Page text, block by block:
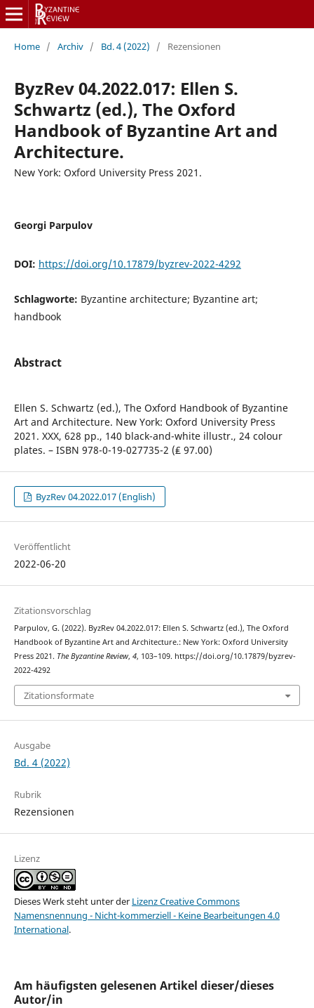
Home / Archiv / Bd. 4 (2022) / Rezensionen
ByzRev 04.2022.017: Ellen S.
Schwartz (ed.), The Oxford
Handbook of Byzantine Art and
Architecture.
New York: Oxford University Press 2021.
Georgi Parpulov
DOI: https://doi.org/10.17879/byzrev-2022-4292
Schlagworte: Byzantine architecture; Byzantine art;
handbook
Abstract
Ellen S. Schwartz (ed.), The Oxford Handbook of Byzantine
Art and Architecture. New York: Oxford University Press
2021. XXX, 628 pp., 140 black-and-white illustr., 24 colour
plates. – ISBN 978-0-19-027735-2 (₤ 97.00)
ByzRev 04.2022.017 (English)
Veröffentlicht
2022-06-20
Zitationsvorschlag
Parpulov, G. (2022). ByzRev 04.2022.017: Ellen S. Schwartz (ed.), The Oxford
Handbook of Byzantine Art and Architecture.: New York: Oxford University
Press 2021. The Byzantine Review, 4, 103–109. https://doi.org/10.17879/byzrev-
2022-4292
Zitationsformate
Ausgabe
Bd. 4 (2022)
Rubrik
Rezensionen
Lizenz
Dieses Werk steht unter der Lizenz Creative Commons
Namensnennung - Nicht-kommerziell - Keine Bearbeitungen 4.0
International.
Am häufigsten gelesenen Artikel dieser/dieses
Autor/in